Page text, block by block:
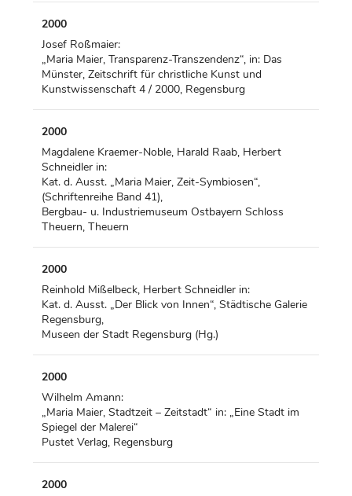
2000
Josef Roßmaier:
„Maria Maier, Transparenz-Transzendenz“, in: Das
Münster, Zeitschrift für christliche Kunst und
Kunstwissenschaft 4 / 2000, Regensburg
2000
Magdalene Kraemer-Noble, Harald Raab, Herbert
Schneidler in:
Kat. d. Ausst. „Maria Maier, Zeit-Symbiosen“,
(Schriftenreihe Band 41),
Bergbau- u. Industriemuseum Ostbayern Schloss
Theuern, Theuern
2000
Reinhold Mißelbeck, Herbert Schneidler in:
Kat. d. Ausst. „Der Blick von Innen“, Städtische Galerie
Regensburg,
Museen der Stadt Regensburg (Hg.)
2000
Wilhelm Amann:
„Maria Maier, Stadtzeit – Zeitstadt“ in: „Eine Stadt im
Spiegel der Malerei“
Pustet Verlag, Regensburg
2000